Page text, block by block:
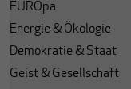
EUROpa
Energie & Ökologie
Demokratie & Staat
Geist & Gesellschaft